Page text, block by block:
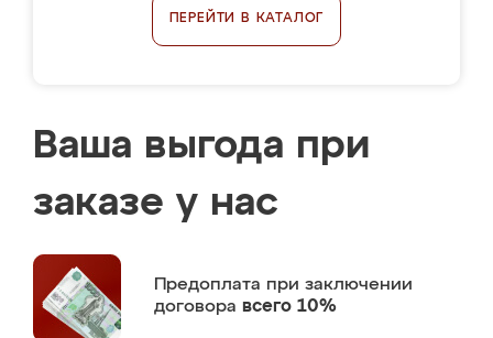
ПЕРЕЙТИ В КАТАЛОГ
Ваша выгода при
заказе у нас
Предоплата при заключении
договора всего 10%